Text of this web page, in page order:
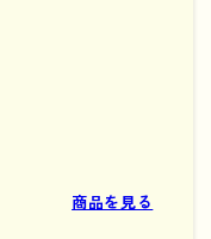
商品を見る